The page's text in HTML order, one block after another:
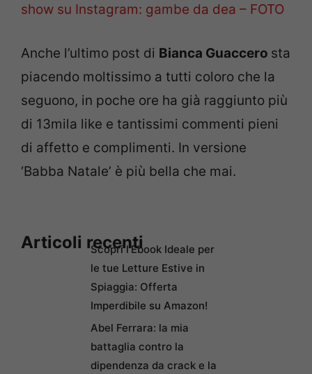
show su Instagram: gambe da dea – FOTO
Anche l’ultimo post di Bianca Guaccero sta
piacendo moltissimo a tutti coloro che la
seguono, in poche ore ha già raggiunto più
di 13mila like e tantissimi commenti pieni
di affetto e complimenti. In versione
‘Babba Natale’ è più bella che mai.
Articoli recentiScopri l’Ebook Ideale per
le tue Letture Estive in
Spiaggia: Offerta
Imperdibile su Amazon!
Abel Ferrara: la mia
battaglia contro la
dipendenza da crack e la